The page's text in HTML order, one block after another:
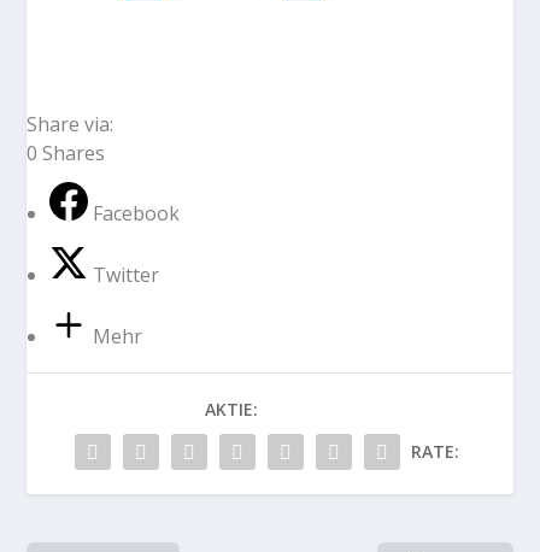
Share via:
0 Shares
Facebook
Twitter
Mehr
AKTIE:
RATE: